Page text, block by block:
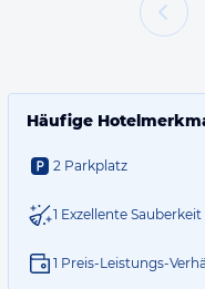
Häufige
2 Parkplatz
1 Exzellente Sauberkeit
1 Preis-Leistungs-